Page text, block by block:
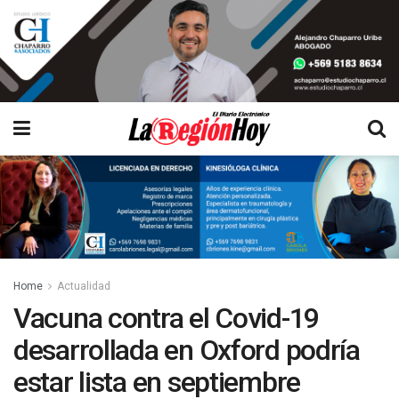
Home Actualidad
Vacuna contra el Covid-19
desarrollada en Oxford podría
estar lista en septiembre